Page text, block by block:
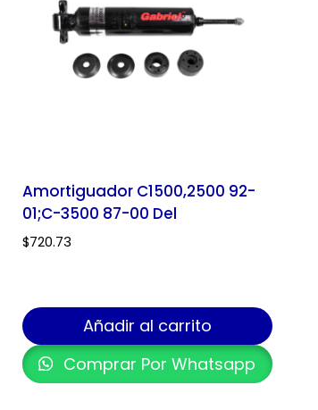
Amortiguador C1500,2500 92-
01;C-3500 87-00 Del
$720.73
Añadir al carrito
Comprar Por Whatsapp